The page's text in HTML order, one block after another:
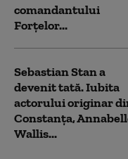
comandantului
Forțelor...
Sebastian Stan a
devenit tată. Iubita
actorului originar
Constanța,
Wallis...